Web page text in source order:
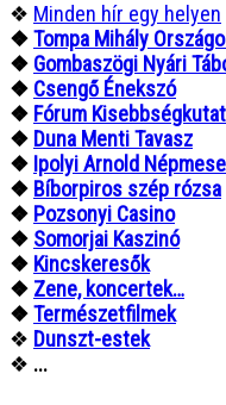
❖ Minden hír egy helyen
❖Tompa Mihály
❖ Gombaszögi Nyári
❖ Csengő Énekszó
❖ Fórum
❖ Duna Menti Tavasz
❖ Ipolyi Arnold
❖ Bíborpiros szép rózsa
❖ Pozsonyi Casino
❖ Somorjai Kaszinó
❖ Kincskeresők
❖ Zene, koncertek…
❖Természetfilmek
❖ Dunszt-estek
❖ ...